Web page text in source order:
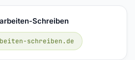
Schreiben
schreiben.de